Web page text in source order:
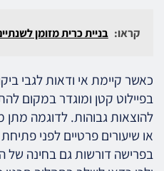
קראו: בניית כרית מזומן
כאשר קיימת אי ודאות לגבי
בפיילוט קטן ומוגדר במקום
להוצאות גבוהות. לדוגמה
או שיעורים פרטיים לפני
בפרישה דורשות גם בחינה